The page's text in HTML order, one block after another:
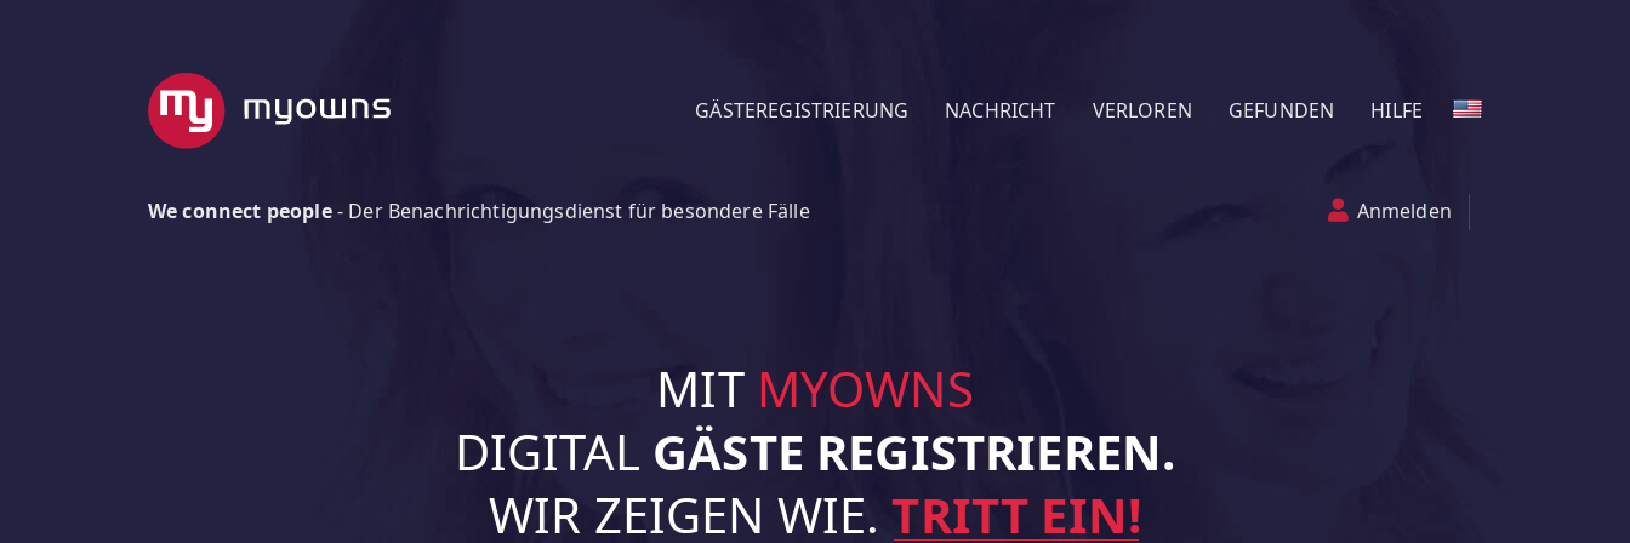
GÄSTEREGISTRIERUNG NACHRICHT VERLOREN GEFUNDEN HILFE
We connect people- Der Benachrichtigungsdienst für besondere Fälle Anmelden
MIT MYOWNS
DIGITAL GÄSTE REGISTRIEREN.
WIR ZEIGEN WIE.TRITT EIN!